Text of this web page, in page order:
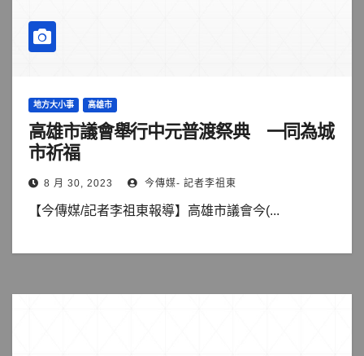
地方大小事 高雄市
高雄市議會舉行中元普渡祭典 一同為城
市祈福
8 月 30, 2023 今傳媒- 記者李祖東
【今傳媒/記者李祖東報導】高雄市議會今(...